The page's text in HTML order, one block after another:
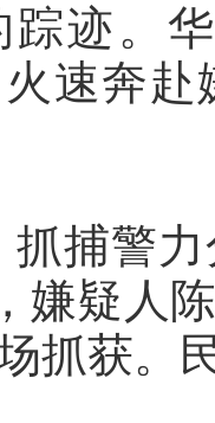
踪迹。
速奔赴
捕警
嫌疑人
抓获。